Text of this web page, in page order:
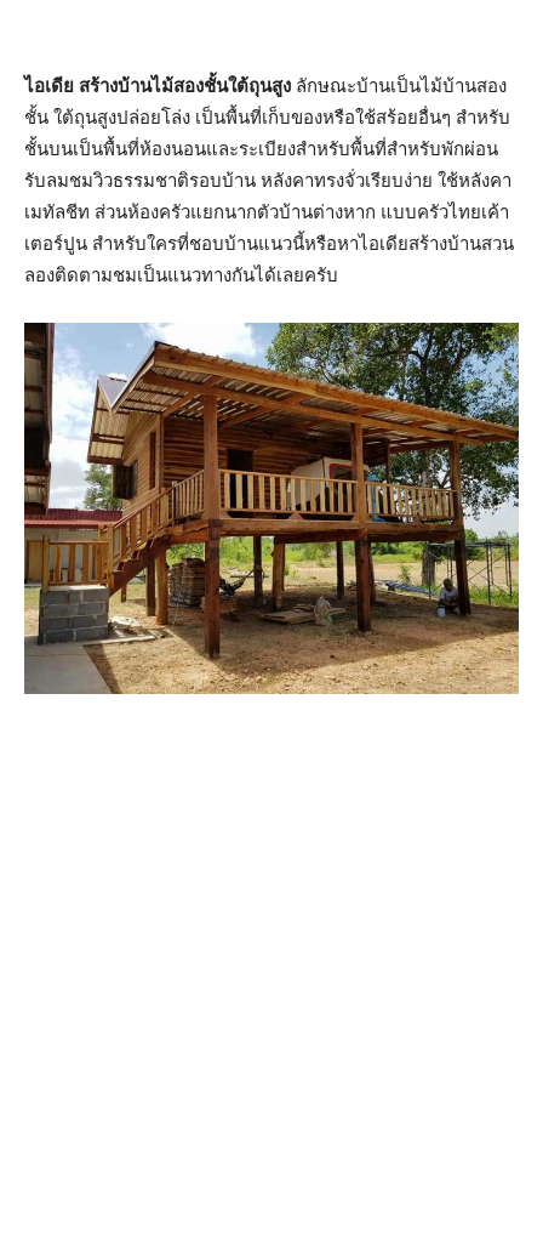
ไอเดีย สร้างบ้านไม้สองชั้นใต้ถุนสูง ลักษณะบ้านเป็นไม้บ้านสอง
ชั้น ใต้ถุนสูงปล่อยโล่ง เป็นพื้นที่เก็บของหรือใช้สร้อยอื่นๆ สำหรับ
ชั้นบนเป็นพื้นที่ห้องนอนและระเบียงสำหรับพื้นที่สำหรับพักผ่อน
รับลมชมวิวธรรมชาติรอบบ้าน หลังคาทรงจั่วเรียบง่าย ใช้หลังคา
เมทัลชีท ส่วนห้องครัวแยกนากตัวบ้านต่างหาก แบบครัวไทยเค้า
เตอร์ปูน สำหรับใครที่ชอบบ้านแนวนี้หรือหาไอเดียสร้างบ้านสวน
ลองติดตามชมเป็นแนวทางกันได้เลยครับ